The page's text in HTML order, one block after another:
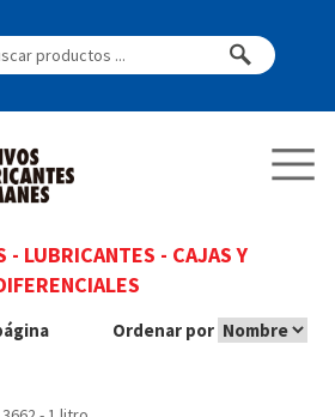
- LUBRICANTES - CAJAS Y
Ordenar por